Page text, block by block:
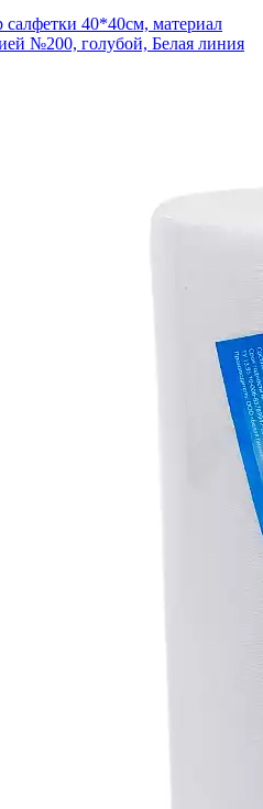
салфетки 40*40см, материал
№200, голубой, Белая линия